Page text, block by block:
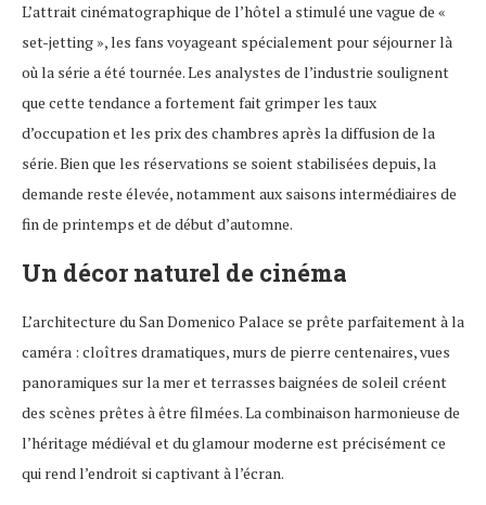
L’attrait cinématographique de l’hôtel a stimulé une vague de «
set-jetting », les fans voyageant spécialement pour séjourner là
où la série a été tournée. Les analystes de l’industrie soulignent
que cette tendance a fortement fait grimper les taux
d’occupation et les prix des chambres après la diffusion de la
série. Bien que les réservations se soient stabilisées depuis, la
demande reste élevée, notamment aux saisons intermédiaires de
fin de printemps et de début d’automne.
Un décor naturel de cinéma
L’architecture du San Domenico Palace se prête parfaitement à la
caméra : cloîtres dramatiques, murs de pierre centenaires, vues
panoramiques sur la mer et terrasses baignées de soleil créent
des scènes prêtes à être filmées. La combinaison harmonieuse de
l’héritage médiéval et du glamour moderne est précisément ce
qui rend l’endroit si captivant à l’écran.